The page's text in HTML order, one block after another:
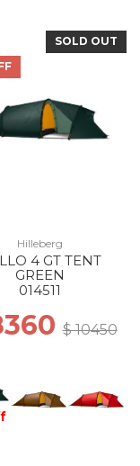
SOLD OUT
Hilleberg
4 GT TENT
GREEN
014511
$ 10450